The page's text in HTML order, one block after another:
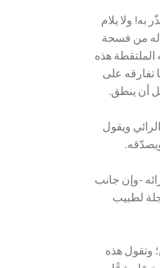
ولا يلام
له من فسحة
الملتقطة هذه
تفارقه على
أن ينطق.
ويقول
-وإن جانب
لطبيب
وتقول هذه